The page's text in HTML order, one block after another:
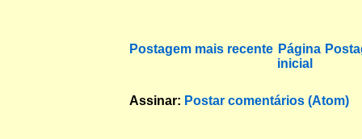
Postagem mais recente Página
inicial
Assinar: Postar comentários (Atom)